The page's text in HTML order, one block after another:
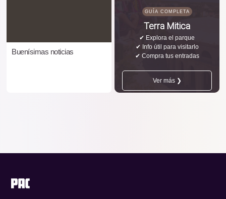
Buenísimas noticias
GUÍA COMPLETA
Terra Mitica
✔ Explora el parque
✔ Info útil para visitarlo
✔ Compra tus entradas
Ver más ❯